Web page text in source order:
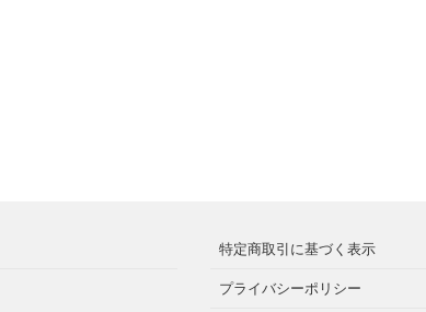
特定商取引に基づく表示
プライバシーポリシー